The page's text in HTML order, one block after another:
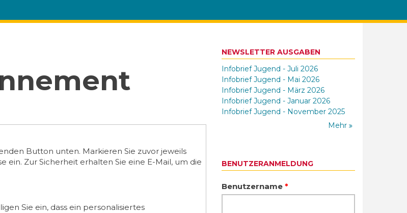
Button unten. Markieren Sie zuvor jeweils
Zur Sicherheit erhalten Sie eine E-Mail, um die
Sie ein, dass ein personalisiertes
NEWSLETTER AUSGABEN
Infobrief Jugend - Juli 2026
Infobrief Jugend - Mai 2026
Infobrief Jugend - März 2026
Infobrief Jugend - Januar 2026
Infobrief Jugend - November 2025
Mehr
BENUTZERANMELDUNG
Benutzername *